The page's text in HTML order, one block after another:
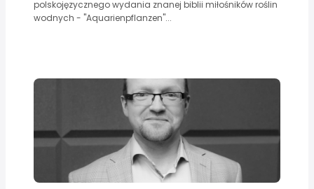
polskojęzycznego wydania znanej biblii miłośników roślin
wodnych - "Aquarienpflanzen"...